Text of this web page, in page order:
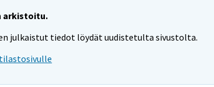
arkistoitu.
julkaistut tiedot löydät uudistetulta sivustolta.